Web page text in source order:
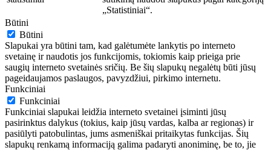
„Statistiniai“.
Būtini
Būtini
Slapukai yra būtini tam, kad galėtumėte lankytis po interneto
svetainę ir naudotis jos funkcijomis, tokiomis kaip prieiga prie
saugių interneto svetainės sričių. Be šių slapukų negalėtų būti jūsų
pageidaujamos paslaugos, pavyzdžiui, pirkimo internetu.
Funkciniai
Funkciniai
Funkciniai slapukai leidžia interneto svetainei įsiminti jūsų
pasirinktus dalykus (tokius, kaip jūsų vardas, kalba ar regionas) ir
pasiūlyti patobulintas, jums asmeniškai pritaikytas funkcijas. Šių
slapukų renkamą informaciją galima padaryti anoniminę, be to, jie